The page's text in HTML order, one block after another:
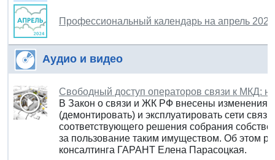
Профессиональный календарь на апрель 2024
Аудио и видео
Свободный доступ операторов связи к МКД:
В Закон о связи и ЖК РФ внесены изменения,
(демонтировать) и эксплуатировать сети
соответствующего решения собрания
за пользование таким имуществом. Об этом
консалтинга ГАРАНТ Елена Парасоцкая.